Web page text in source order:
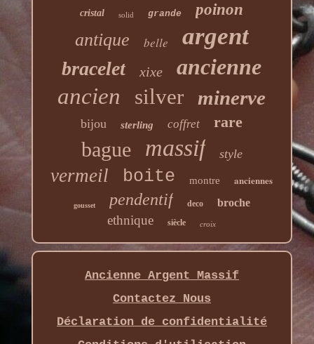
cristal solid grande poinon
antique belle argent
bracelet xixe
ancienne
ancien
silver minerve
bijou sterling coffret rare
bague massif style
vermeil boite montre anciennes
gousset pendentif deco broche
ethnique siècle croix
Ancienne Argent Massif
Contactez Nous
Déclaration de confidentialité